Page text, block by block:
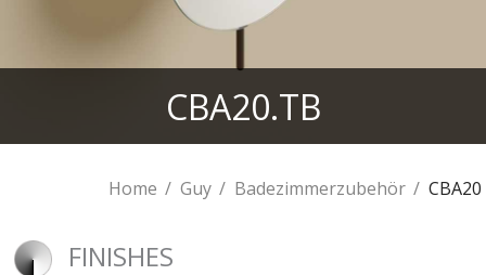
CBA20.TB
Home Guy Badezimmerzubehör CBA20
FINISHES